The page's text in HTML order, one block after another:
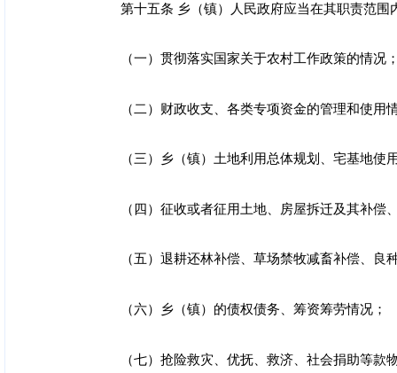
第十五条 乡（镇）人民政府应当在其职责范
（一）贯彻落实国家关于农村工作政策的情况
（二）财政收支、各类专项资金的管理和使用
（三）乡（镇）土地利用总体规划、宅基地使
（四）征收或者征用土地、房屋拆迁及其补偿
（五）退耕还林补偿、草场禁牧减畜补偿、
（六）乡（镇）的债权债务、筹资筹劳情况；
（七）抢险救灾、优抚、救济、社会捐助等款